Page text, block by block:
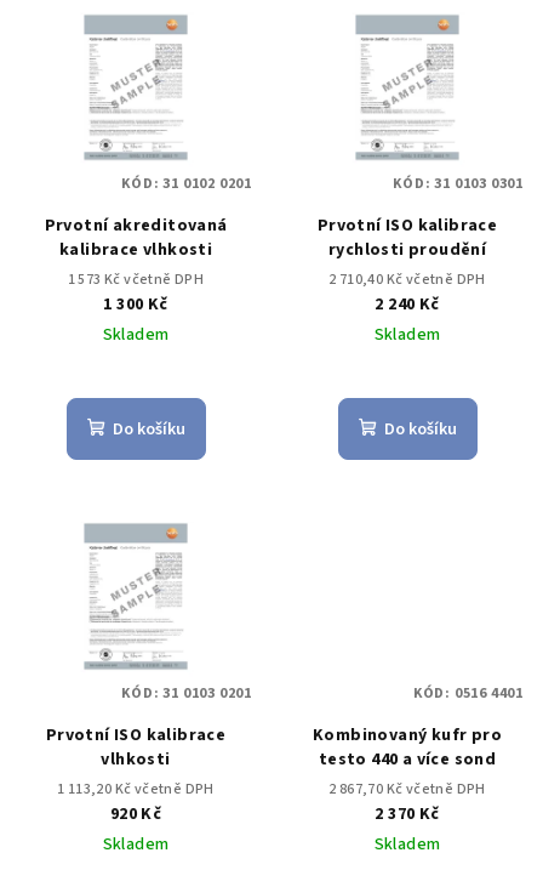
Prvotní akreditovaná
kalibrace vlhkosti
1 573 Kč včetně DPH
1 300 Kč
Skladem
Do košíku
KÓD:31 0102 0201
Prvotní ISO kalibrace
rychlosti proudění
2 710,40 Kč včetně DPH
2 240 Kč
Skladem
Do košíku
KÓD:31 0103 0301
Prvotní ISO kalibrace
vlhkosti
1 113,20 Kč včetně DPH
920 Kč
Skladem
KÓD:31 0103 0201
Kombinovaný kufr pro
testo 440 a více sond
2 867,70 Kč včetně DPH
2 370 Kč
Skladem
KÓD: 0516 4401